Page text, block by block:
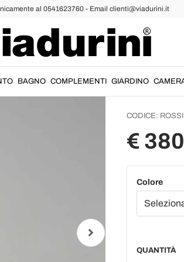
al 0541623760 - Email clienti@viadurini.it
BAGNO COMPLEMENTI GIARDINO
ottone
Rossi
CODICE:
€
Colore
QUANTITÀ